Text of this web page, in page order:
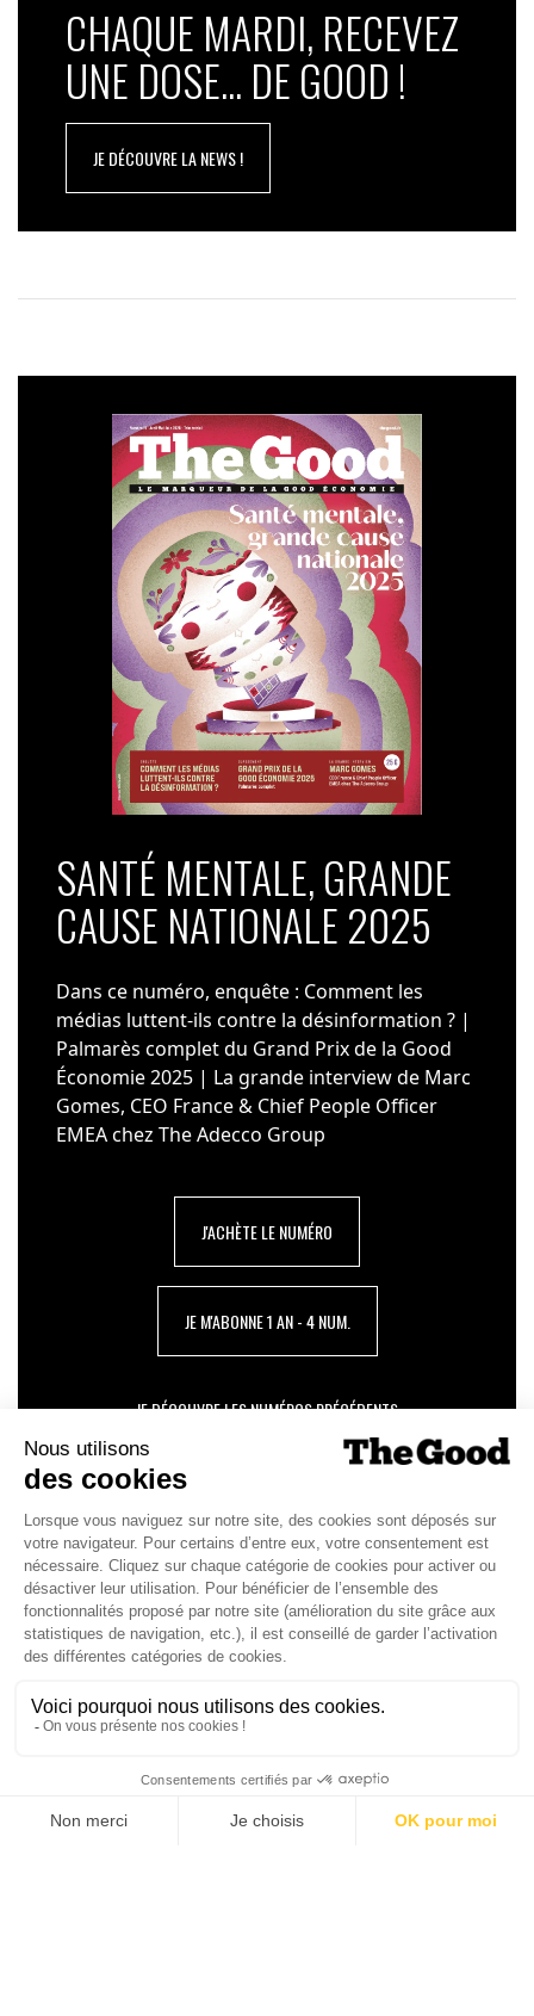
CHAQUE MARDI, RECEVEZ
UNE DOSE... DE GOOD !
JE DÉCOUVRE LA NEWS !
SANTÉ MENTALE, GRANDE
CAUSE NATIONALE 2025
Dans ce numéro, enquête : Comment les
médias luttent-ils contre la désinformation ? |
Palmarès complet du Grand Prix de la Good
Économie 2025 | La grande interview de Marc
Gomes, CEO France & Chief People Officer
EMEA chez The Adecco Group
J'ACHÈTE LE NUMÉRO
JE M'ABONNE 1 AN - 4 NUM.
JE DÉCOUVRE LES NUMÉROS PRÉCÉDENTS
Je suis déjà abonné(e) :
version digitale
SUIVEZ-NOUS